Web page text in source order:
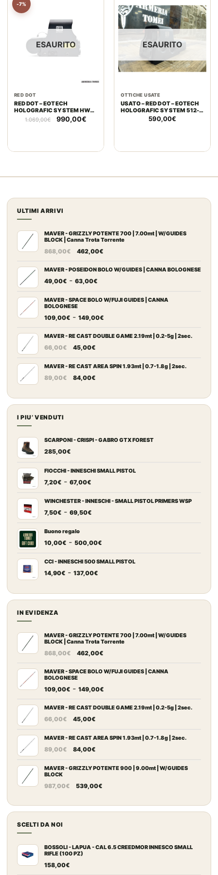
-7%
ESAURITO
RED DOT
RED DOT – EOTECH
HOLOGRAFIC SYSTEM HWS
XPS2-2
1.069,00€
Il
prezzo
990,00€Il
990,00€.
ESAURITO
OTTICHE USATE
USATO – RED DOT – EOTECH
HOLOGRAFIC SYSTEM 512-
590,00€
ULTIMI ARRIVI
MAVER - GRIZZLY POTENTE 700 | 7.00mt | W/GUIDES
BLOCK | Canna Trota Torrente
868,00€
Il
originale
era:
462,00€Il
attuale
MAVER - POSEIDON BOLO W/GUIDES | CANNA BOLOGNESE
49,00€ - 63,00€Fascia
prezzo:
49,00€
63,00€
MAVER - SPACE BOLO W/FUJI GUIDES | CANNA
BOLOGNESE
109,00€ - 149,00€Fascia
prezzo:
a
MAVER - RE CAST DOUBLE GAME 2.19mt | 0.2-5g | 2sec.
66,00€
Il
originale
era:
45,00€Il
attuale
è:
MAVER - RE CAST AREA SPIN 1.93mt | 0.7-1.8g | 2sec.
89,00€
Il
originale
era:
84,00€Il
attuale
è:
I PIU’ VENDUTI
SCARPONI - CRISPI - GABRO GTX FOREST
285,00€
FIOCCHI - INNESCHI SMALL PISTOL
7,20€ - 67,00€Fascia
prezzo:
da
67,00€
WINCHESTER - INNESCHI - SMALL PISTOL PRIMERS WSP
7,50€ - 69,50€Fascia
da
a
69,50€
Buono regalo
10,00€ - 500,00€Fascia
prezzo:
a
500,00€
CCI - INNESCHI 500 SMALL PISTOL
14,90€ - 137,00€Fascia
prezzo:
da
137,00€
IN EVIDENZA
MAVER - GRIZZLY POTENTE 700 | 7.00mt | W/GUIDES
BLOCK | Canna Trota Torrente
868,00€
Il
originale
era:
868,00€.
462,00€Il
attuale
462,00€.
MAVER - SPACE BOLO W/FUJI GUIDES | CANNA
BOLOGNESE
109,00€ - 149,00€Fascia
prezzo:
a
MAVER - RE CAST DOUBLE GAME 2.19mt | 0.2-5g | 2sec.
66,00€
Il
originale
era:
45,00€Il
attuale
è:
MAVER - RE CAST AREA SPIN 1.93mt | 0.7-1.8g | 2sec.
89,00€
Il
originale
89,00€.
84,00€Il
attuale
84,00€.
MAVER - GRIZZLY POTENTE 900 | 9.00mt | W/GUIDES
BLOCK
987,00€
Il
originale
era:
539,00€Il
attuale
è:
SCELTI DA NOI
BOSSOLI - LAPUA - CAL 6.5 CREEDMOR INNESCO SMALL
RIFLE (100 PZ)
158,00€